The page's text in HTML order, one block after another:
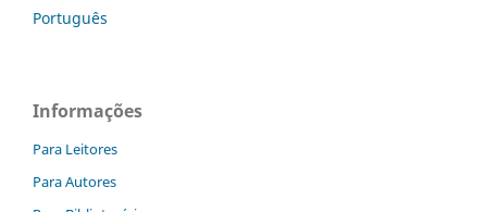
Português
Informações
Para Leitores
Para Autores